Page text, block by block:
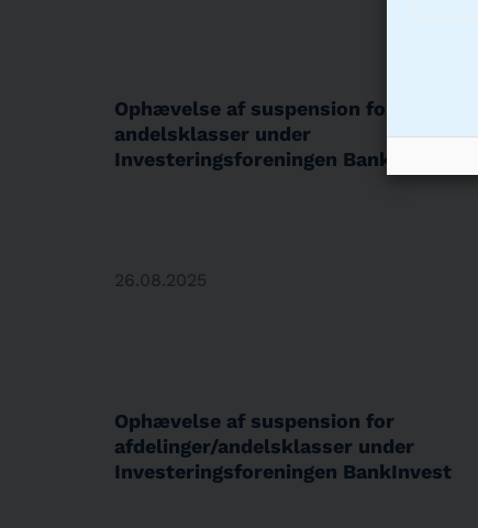
Ophævelse af suspension for
andelsklasser under
Investeringsforeningen BankInvest
26.08.2025
Ophævelse af suspension for
afdelinger/andelsklasser under
Investeringsforeningen BankInvest